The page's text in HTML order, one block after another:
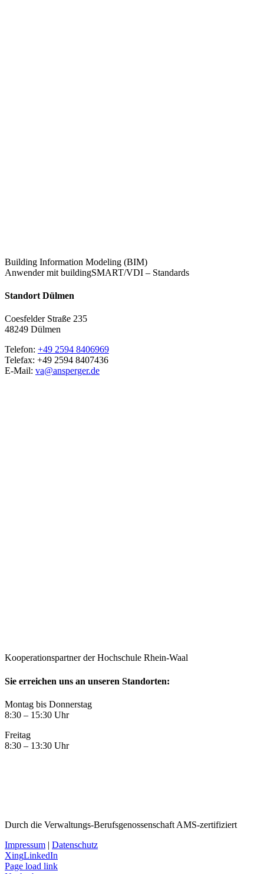
Building Information Modeling (BIM)
Anwender mit buildingSMART/VDI – Standards
Standort Dülmen
Coesfelder Straße 235
48249 Dülmen
Telefon: +49 2594 8406969
Telefax: +49 2594 8407436
E-Mail: va@ansperger.de
Kooperationspartner der Hochschule Rhein-Waal
Sie erreichen uns an unseren Standorten:
Montag bis Donnerstag
8:30 – 15:30 Uhr
Freitag
8:30 – 13:30 Uhr
Durch die Verwaltungs-Berufsgenossenschaft AMS-zertifiziert
Impressum | Datenschutz
XingLinkedIn
Page load link